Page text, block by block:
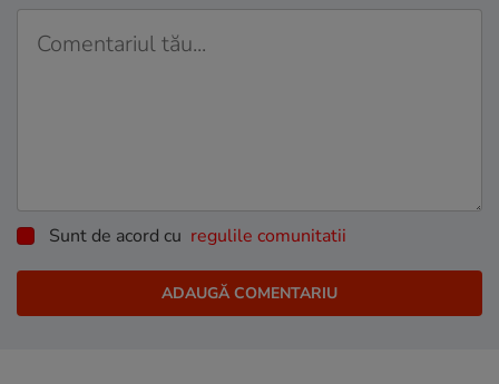
Sunt de acord cu regulile comunitatii